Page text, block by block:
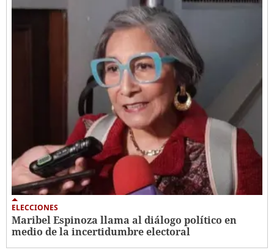
ELECCIONES
Maribel Espinoza llama al diálogo político en
medio de la incertidumbre electoral